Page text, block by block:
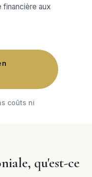
aux
coûts ni
qu'est-ce